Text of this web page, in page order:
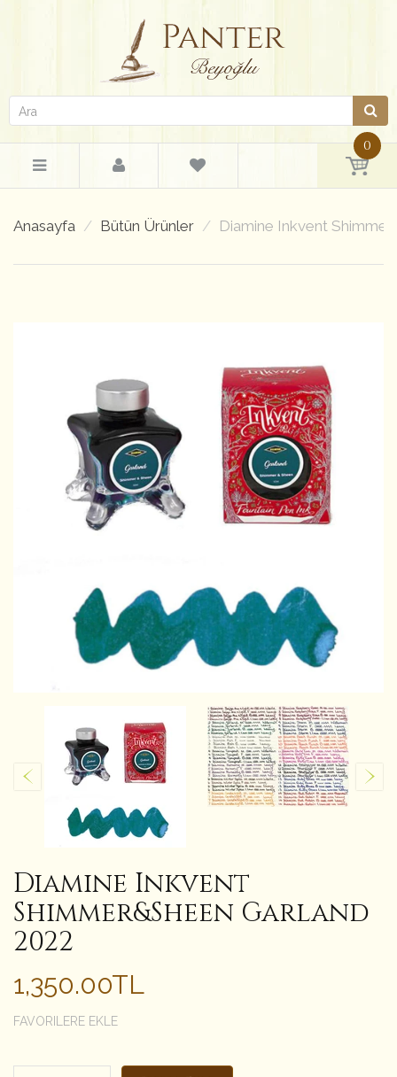
0
Anasayfa Bütün Ürünler Diamine Inkvent
Diamine Inkvent
Shimmer&Sheen Garland
2022
1,350.00TL
FAVORILERE EKLE